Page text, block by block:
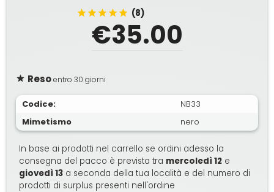
(8)
€35.00
Resoentro 30 giorni
Codice:
NB33
Mimetismo
nero
In base ai prodotti nel carrello se ordini adesso la
consegna del pacco è prevista tra mercoledì 12 e
giovedì 13 a seconda della tua località e del numero di
prodotti di surplus presenti nell'ordine